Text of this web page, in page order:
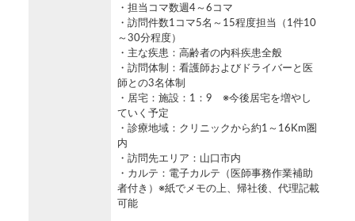
・担当コマ数週4～6コマ
・訪問件数1コマ5名～15程度担当（1件10
～30分程度）
・主な疾患：高齢者の内科疾患全般
・訪問体制：看護師およびドライバーと医
師との3名体制
・居宅：施設：1：9 ※今後居宅を増やし
ていく予定
・診療地域：クリニックから約1～16Km圏
内
・訪問先エリア：山口市内
・カルテ：電子カルテ（医師事務作業補助
者付き）※紙でメモの上、帰社後、代理記載
可能